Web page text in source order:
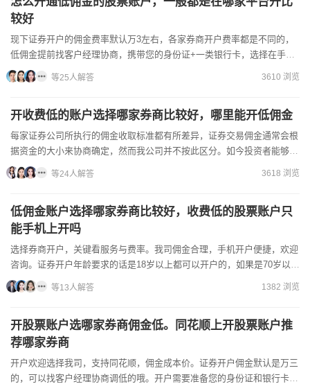
较好
现下证券开户的佣金费率默认万3左右，各家券商开户费率都是不同的，
低佣金提前找客户经理协商，携带您的身份证+一类银行卡，选择在手机
直接办理，非常高效。小桃经理这儿超特惠佣金很关键！佣金直...
等25人解答 3610 浏览
开收费低的账户选择哪家券商比较好，哪里能开低佣金
每家证券公司所执行的佣金收取标准都有所差异，证券交易佣金通常会根
据资金的大小来协商确定，然而我公司并不按此区分。如今投资者能够和
证券公司商议佣金费率，市场上大部分券商的佣金费率是万分之...
等24人解答 3618 浏览
低佣金账户选择哪家券商比较好，收费低的股票账户只
能手机上开吗
选择券商开户，关键看服务与费率。我司佣金合理，手机开户便捷，欢迎
咨询。证券开户年龄要求的话是18岁以上都可以开户的，如果是70岁以上
的话就需要去柜台才能开了，一般手机开户要身份证和银行...
等13人解答 1382 浏览
开股票账户选哪家券商佣金低。同花顺上开股票账户推
荐哪家券商
开户欢迎选择我司，支持同花顺，佣金成本价。证券开户佣金默认是万三
的，可以找客户经理协商调低的哦。开户需要准备您的身份证和银行卡，